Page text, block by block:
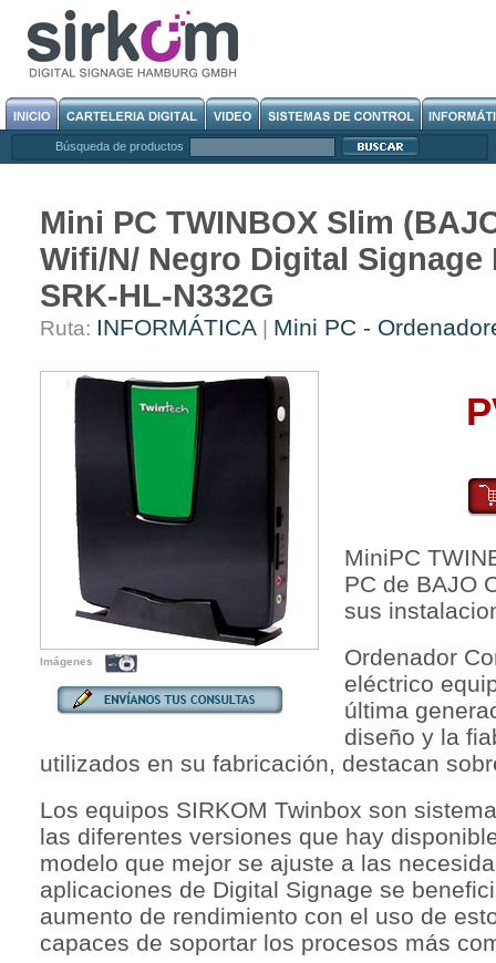
Búsqueda de productos
Mini PC TWINBOX Slim
Wifi/N/ Negro Digital Signage
SRK-HL-N332G
Ruta: INFORMÁTICA Mini PC -
Imágenes
MiniPC
PC de BAJO
sus
Ordenador
eléctrico
última
diseño y la
utilizados en su fabricación, destacan
Los equipos SIRKOM Twinbox son
las diferentes versiones que hay
modelo que mejor se ajuste a las
aplicaciones de Digital Signage se
aumento de rendimiento con el uso de
capaces de soportar los procesos más